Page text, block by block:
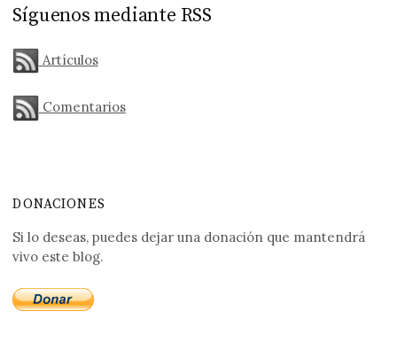
Síguenos mediante RSS
Artículos
Comentarios
DONACIONES
Si lo deseas, puedes dejar una donación que mantendrá
vivo este blog.